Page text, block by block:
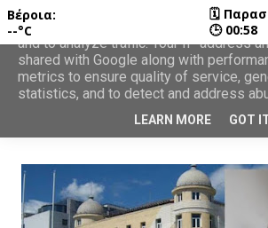
Βέροια:
--°C
🗓
🕒 00:58
This site uses cookies from Google to
and to analyze traffic. Your IP address
shared with Google along with
metrics to ensure quality of service,
statistics, and to detect and address
LEARN MORE GOT